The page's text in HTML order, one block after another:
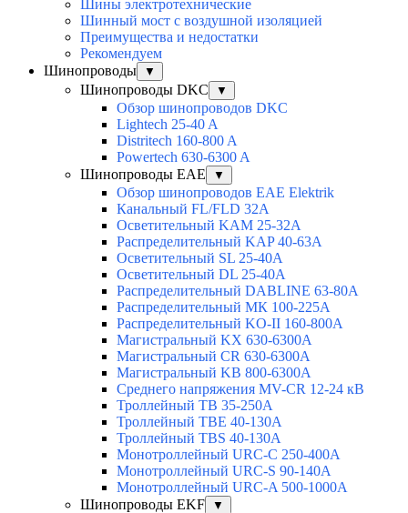
Шины электротехнические
Шинный мост с воздушной изоляцией
Преимущества и недостатки
Рекомендуем
Шинопроводы
▼
Шинопроводы DKC ▼
Обзор шинопроводов DKC
Lightech 25-40 A
Distritech 160-800 A
Powertech 630-6300 A
Шинопроводы EAE
▼
Обзор шинопроводов EAE Elektrik
Канальный FL/FLD 32A
Осветительный KAM 25-32А
Распределительный KAP 40-63A
Осветительный SL 25-40А
Осветительный DL 25-40А
Распределительный DABLINE 63-80A
Распределительный МК 100-225А
Распределительный KO-II 160-800А
Магистральный KX 630-6300А
Магистральный CR 630-6300А
Магистральный KB 800-6300А
Среднего напряжения MV-CR 12-24 кВ
Троллейный TB 35-250A
Троллейный TBE 40-130A
Троллейный TBS 40-130A
Монотроллейный URC-C 250-400A
Монотроллейный URC-S 90-140A
Монотроллейный URC-A 500-1000A
Шинопроводы EKF
▼